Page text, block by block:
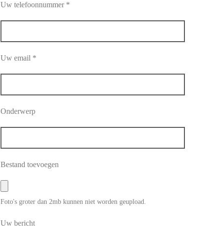
Uw telefoonnummer *
Uw email *
Onderwerp
Bestand toevoegen
Foto's groter dan 2mb kunnen niet worden geupload.
Uw bericht